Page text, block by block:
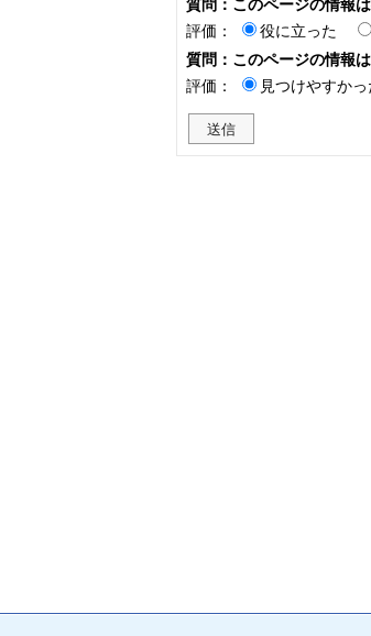
質問：このページの情報
評価：
役に立った
質問：このページの情報
評価：
見つけやすかっ